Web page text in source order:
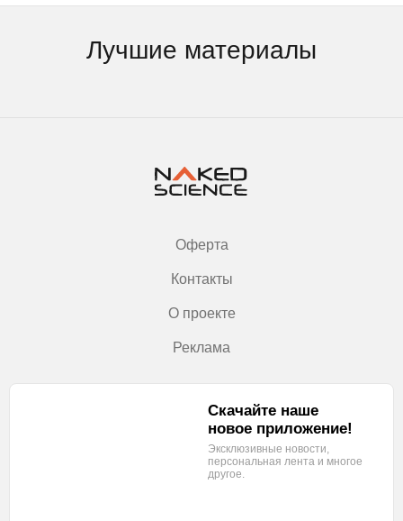
Лучшие материалы
Оферта
Контакты
О проекте
Реклама
Скачайте наше
новое приложение!
Эксклюзивные новости,
персональная лента и многое
другое.